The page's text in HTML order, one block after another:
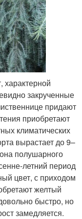
закрученные
придают
приобретают
климатических
вырастает до 9–
полушарного
летний период
цвет, с приходом
желтый
быстро, но
замедляется.